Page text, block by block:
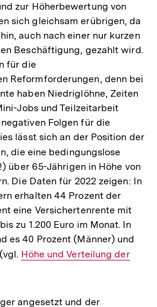
zur Höherbewertung von
sich gleichsam erübrigen, da
auch nach einer nur kurzen
Beschäftigung, gezahlt wird.
für die
Reformforderungen, denn bei
haben Niedriglöhne, Zeiten
Jobs und Teilzeitarbeit
Folgen für die
lässt sich an der Position der
die eine bedingungslose
über 65-Jährigen in Höhe von
Die Daten für 2022 zeigen: In
erhalten 44 Prozent der
eine Versichertenrente mit
zu 1.200 Euro im Monat. In
es 40 Prozent (Männer) und
Interner
Höhe und Verteilung der
angesetzt und der